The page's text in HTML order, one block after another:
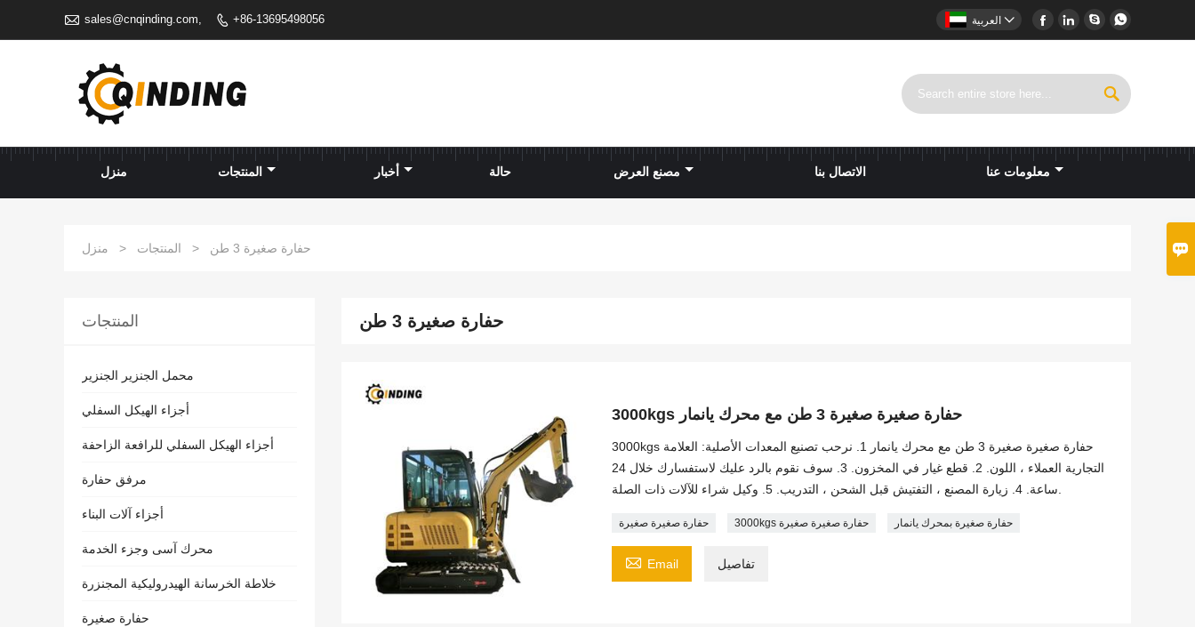

 sales@cnqinding.com,  +86-13695498056     العربية 

منزل المنتجات أخبار حالة مصنع العرض الاتصال بنا معلومات عنا
منزل > المنتجات > حفارة صغيرة 3 طن
حفارة صغيرة 3 طن
3000kgs حفارة صغيرة صغيرة 3 طن مع محرك يانمار
3000kgs حفارة صغيرة صغيرة 3 طن مع محرك يانمار 1. نرحب تصنيع المعدات الأصلية: العلامة
التجارية العملاء ، اللون. 2. قطع غيار في المخزون. 3. سوف نقوم بالرد عليك لاستفسارك خلال 24
ساعة. 4. زيارة المصنع ، التفتيش قبل الشحن ، التدريب. 5. وكيل شراء للآلات ذات الصلة.
حفارة صغيرة صغيرة 3000kgs حفارة صغيرة صغيرة حفارة صغيرة بمحرك يانمار
 Email تفاصيل
المنتجات
محمل الجنزير الجنزير
أجزاء الهيكل السفلي
أجزاء الهيكل السفلي للرافعة الزاحفة
مرفق حفارة
أجزاء آلات البناء
محرك آسى وجزء الخدمة
خلاطة الخرسانة الهيدروليكية المجنزرة
حفارة صغيرة